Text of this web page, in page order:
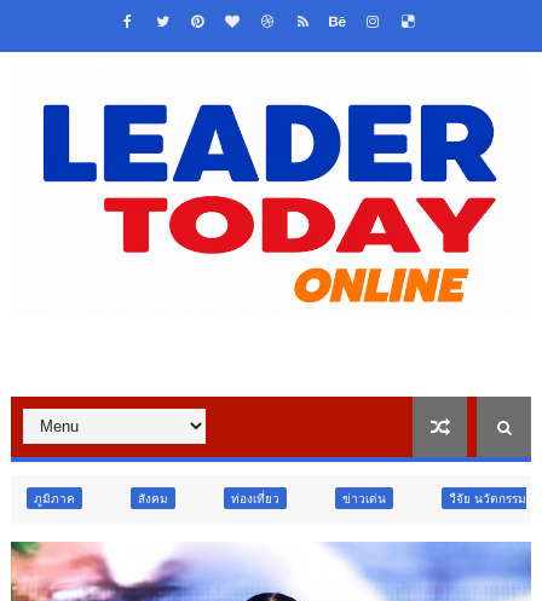
ท่องเที่ยว วืจัย นวัตกรรม สังคม สัง